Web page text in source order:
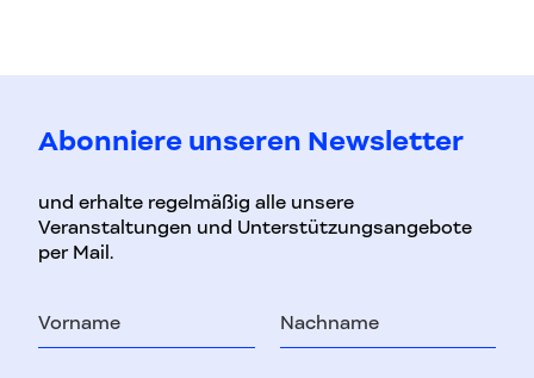
Abonniere unseren Newsletter
und erhalte regelmäßig alle unsere
Veranstaltungen und Unterstützungsangebote
per Mail.
Nachname